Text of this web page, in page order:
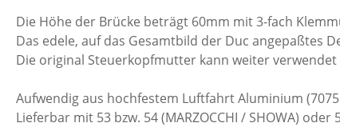
Die Höhe der Brücke beträgt 60mm mit 3-fach
Das edele, auf das Gesamtbild der Duc angepaßtes
Die original Steuerkopfmutter kann weiter
Aufwendig aus hochfestem Luftfahrt Aluminium
Lieferbar mit 53 bzw. 54 (MARZOCCHI / SHOWA)